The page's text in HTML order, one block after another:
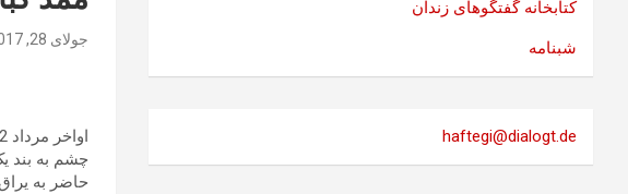
جولای 28, 2017
چشم به بند
حاضر به
کتابخانه گفتگوهای زندان
شبنامه
haftegi@dialogt.de